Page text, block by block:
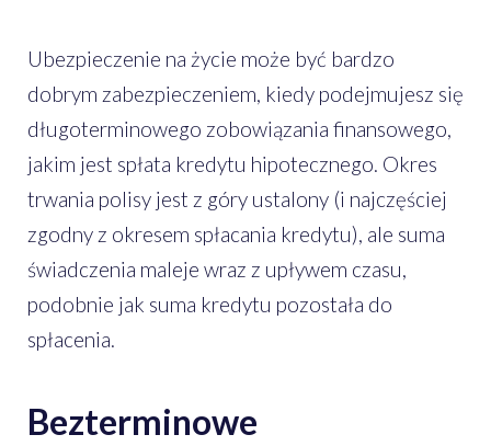
Ubezpieczenie na życie może być bardzo
dobrym zabezpieczeniem, kiedy podejmujesz się
długoterminowego zobowiązania finansowego,
jakim jest spłata kredytu hipotecznego. Okres
trwania polisy jest z góry ustalony (i najczęściej
zgodny z okresem spłacania kredytu), ale suma
świadczenia maleje wraz z upływem czasu,
podobnie jak suma kredytu pozostała do
spłacenia.
Bezterminowe